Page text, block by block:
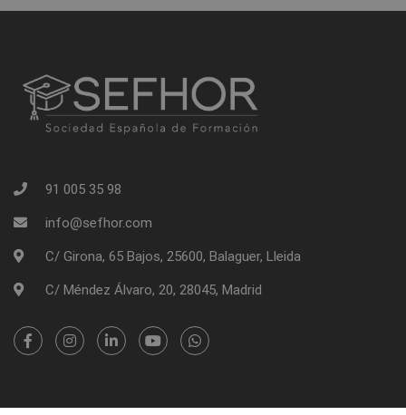
91 005 35 98
info@sefhor.com
C/ Girona, 65 Bajos, 25600, Balaguer, Lleida
C/ Méndez Álvaro, 20, 28045, Madrid